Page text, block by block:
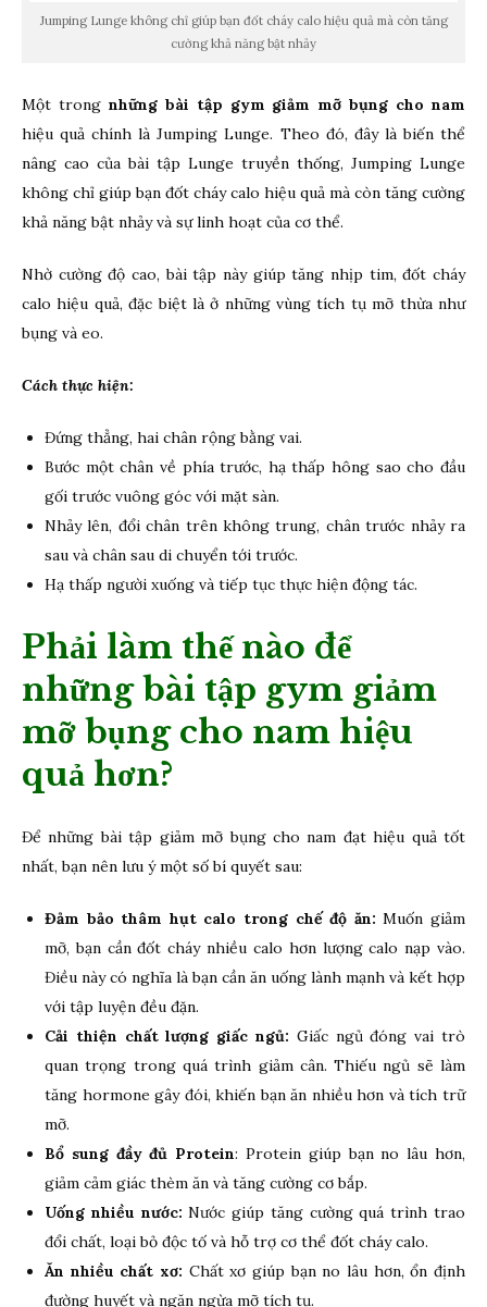
Jumping Lunge không chỉ giúp bạn đốt cháy calo hiệu quả mà còn tăng
cường khả năng bật nhảy
Một trong những bài tập gym giảm mỡ bụng cho nam
hiệu quả chính là Jumping Lunge. Theo đó, đây là biến thể
nâng cao của bài tập Lunge truyền thống, Jumping Lunge
không chỉ giúp bạn đốt cháy calo hiệu quả mà còn tăng cường
khả năng bật nhảy và sự linh hoạt của cơ thể.
Nhờ cường độ cao, bài tập này giúp tăng nhịp tim, đốt cháy
calo hiệu quả, đặc biệt là ở những vùng tích tụ mỡ thừa như
bụng và eo.
Cách thực hiện:
Đứng thẳng, hai chân rộng bằng vai.
Bước một chân về phía trước, hạ thấp hông sao cho đầu
gối trước vuông góc với mặt sàn.
Nhảy lên, đổi chân trên không trung, chân trước nhảy ra
sau và chân sau di chuyển tới trước.
Hạ thấp người xuống và tiếp tục thực hiện động tác.
Phải làm thế nào để
những bài tập gym giảm
mỡ bụng cho nam hiệu
quả hơn?
Để những bài tập giảm mỡ bụng cho nam đạt hiệu quả tốt
nhất, bạn nên lưu ý một số bí quyết sau:
Đảm bảo thâm hụt calo trong chế độ ăn: Muốn giảm
mỡ, bạn cần đốt cháy nhiều calo hơn lượng calo nạp vào.
Điều này có nghĩa là bạn cần ăn uống lành mạnh và kết hợp
với tập luyện đều đặn.
Cải thiện chất lượng giấc ngủ: Giấc ngủ đóng vai trò
quan trọng trong quá trình giảm cân. Thiếu ngủ sẽ làm
tăng hormone gây đói, khiến bạn ăn nhiều hơn và tích trữ
mỡ.
Bổ sung đầy đủ Protein: Protein giúp bạn no lâu hơn,
giảm cảm giác thèm ăn và tăng cường cơ bắp.
Uống nhiều nước: Nước giúp tăng cường quá trình trao
đổi chất, loại bỏ độc tố và hỗ trợ cơ thể đốt cháy calo.
Ăn nhiều chất xơ: Chất xơ giúp bạn no lâu hơn, ổn định
đường huyết và ngăn ngừa mỡ tích tụ.